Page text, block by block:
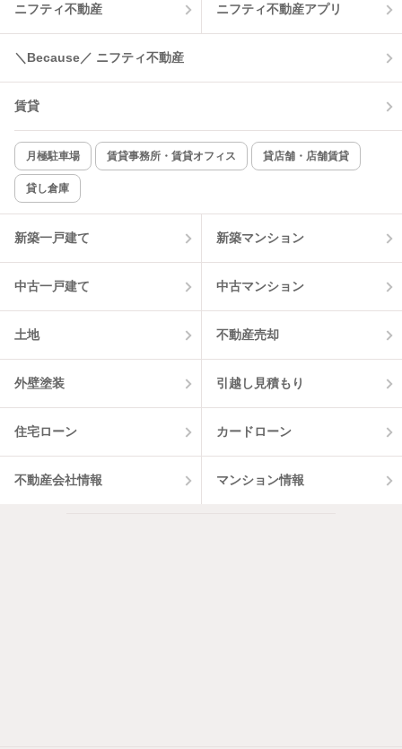
温水洗浄便座 オートロック
コンロ2口以上
新着のみ インターネット無料
該当件数:
0件
ニフティ不動産 ニフティ不動産アプリ
＼Because／ ニフティ不動産
賃貸
月極駐車場 賃貸事務所・賃貸オフィス 貸店舗・店舗賃貸
貸し倉庫
新築一戸建て 新築マンション
中古一戸建て 中古マンション
土地 不動産売却
外壁塗装 引越し見積もり
住宅ローン カードローン
不動産会社情報 マンション情報